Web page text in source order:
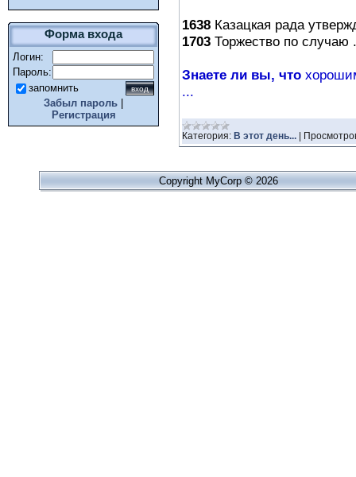
Форма входа
Логин:
Пароль:
запомнить
Забыл пароль
Регистрация
1638 Казацкая рада
1703 Торжество по случаю
Знаете ли вы, что
...
Категория: В этот день...
Copyright MyCorp © 2026